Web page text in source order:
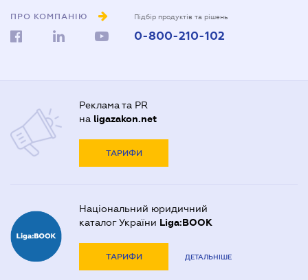
ПРО КОМПАНІЮ Підбір продуктів та рішень
0-800-210-102
Реклама та PR
на ligazakon.net
ТАРИФИ
Національний юридичний
каталог України Liga:BOOK
ТАРИФИ ДЕТАЛЬНІШЕ